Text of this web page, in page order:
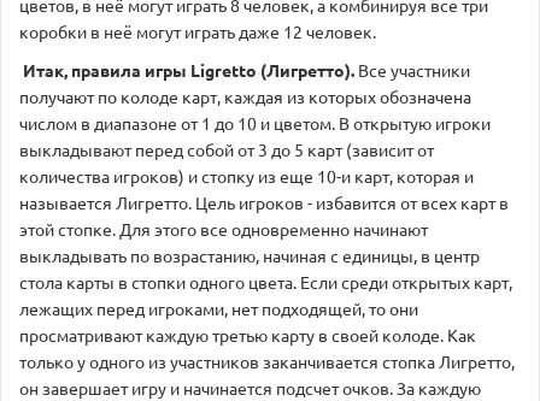
цветов, в неё могут играть 8 человек, а комбинируя все три
коробки в неё могут играть даже 12 человек.
Итак, правила игры Ligretto (Лигретто). Все участники
получают по колоде карт, каждая из которых обозначена
числом в диапазоне от 1 до 10 и цветом. В открытую игроки
выкладывают перед собой от 3 до 5 карт (зависит от
количества игроков) и стопку из еще 10-и карт, которая и
называется Лигретто. Цель игроков - избавится от всех карт в
этой стопке. Для этого все одновременно начинают
выкладывать по возрастанию, начиная с единицы, в центр
стола карты в стопки одного цвета. Если среди открытых карт,
лежащих перед игроками, нет подходящей, то они
просматривают каждую третью карту в своей колоде. Как
только у одного из участников заканчивается стопка Лигретто,
он завершает игру и начинается подсчет очков. За каждую